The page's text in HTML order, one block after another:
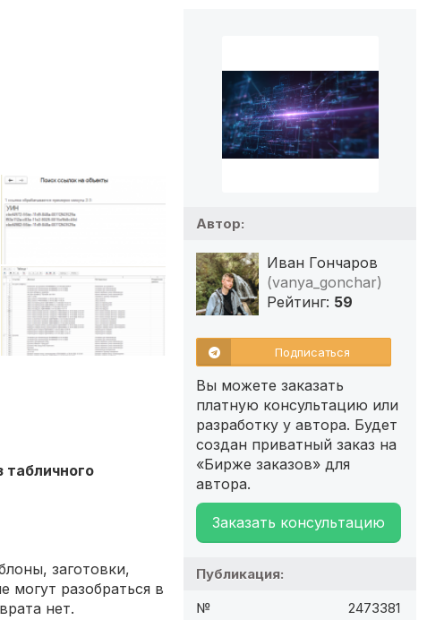
заготовки,
могут разобраться в
нет.
Автор:
Иван Гончаров
(vanya_gonchar)
Рейтинг: 59
Подписаться
Вы можете заказать
платную консультацию или
разработку у автора. Будет
создан приватный заказ на
«Бирже заказов» для
автора.
Заказать консультацию
Публикация:
№ 2473381